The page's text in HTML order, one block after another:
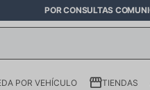
POR CONSULTAS
POR VEHÍCULO TIENDAS